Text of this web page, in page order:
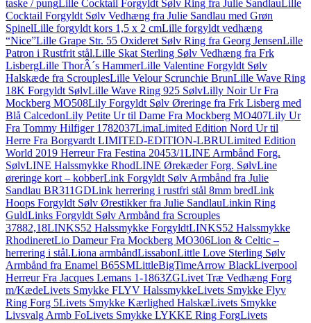
taske / pungLille Cocktail Forgyldt Sølv Ring fra Julie SandlauLille
Cocktail Forgyldt Sølv Vedhæng fra Julie Sandlau med Grøn
SpinelLille forgyldt kors 1,5 x 2 cmLille forgyldt vedhæng
“Nice”Lille Grape Str. 55 Oxideret Sølv Ring fra Georg JensenLille
Patron i Rustfrit stål.Lille Skat Sterling Sølv Vedhæng fra Frk
LisbergLille ThorÂ´s HammerLille Valentine Forgyldt Sølv
Halskæde fra ScrouplesLille Velour Scrunchie BrunLille Wave Ring
18K Forgyldt SølvLille Wave Ring 925 SølvLilly Noir Ur Fra
Mockberg MO508Lily Forgyldt Sølv Øreringe fra Frk Lisberg med
Blå CalcedonLily Petite Ur til Dame Fra Mockberg MO407Lily Ur
Fra Tommy Hilfiger 1782037LimaLimited Edition Nord Ur til
Herre Fra Borgvardt LIMITED-EDITION-LBRULimited Edition
World 2019 Herreur Fra Festina 20453/1LINE Armbånd Forg.
SølvLINE Halssmykke RhodLINE Ørekæder Forg. SølvLine
øreringe kort – kobberLink Forgyldt Sølv Armbånd fra Julie
Sandlau BR311GDLink herrering i rustfri stål 8mm bredLink
Hoops Forgyldt Sølv Ørestikker fra Julie SandlauLinkin Ring
GuldLinks Forgyldt Sølv Armbånd fra Scrouples
37882,18LINKS52 Halssmykke ForgyldtLINKS52 Halssmykke
RhodineretLio Dameur Fra Mockberg MO306Lion & Celtic –
herrering i stål.Liona armbåndLissabonLittle Love Sterling Sølv
Armbånd fra Enamel B65SMLittleBigTimeArrow BlackLiverpool
Herreur Fra Jacques Lemans 1-1863ZGLivet Træ Vedhæng Forg
m/KædeLivets Smykke FLYV HalssmykkeLivets Smykke Flyv
Ring Forg 5Livets Smykke Kærlighed HalskæLivets Smykke
Livsvalg Armb FoLivets Smykke LYKKE Ring ForgLivets